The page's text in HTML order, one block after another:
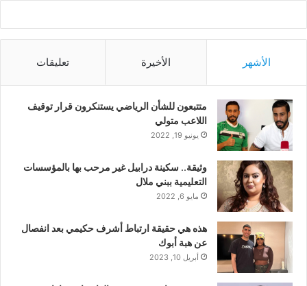
الأشهر الأخيرة تعليقات
متتبعون للشأن الرياضي يستنكرون قرار توقيف
اللاعب متولي
يونيو 19, 2022
وثيقة.. سكينة درابيل غير مرحب بها بالمؤسسات
التعليمية ببني ملال
مايو 6, 2022
هذه هي حقيقة ارتباط أشرف حكيمي بعد انفصال
عن هبة أبوك
أبريل 10, 2023